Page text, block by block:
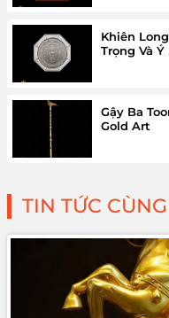
Khiên
Trọng Và
Gậy Ba
Gold Art
TIN TỨC